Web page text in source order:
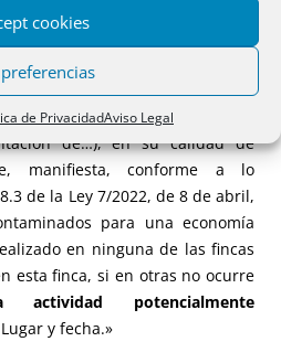
cookies
de PrivacidadAviso Legal
DE EJECUCIÓN
de…), en su calidad de
manifiesta, conforme a lo
de la Ley 7/2022, de 8 de abril,
para una economía
en ninguna de las fincas
esta finca, si en otras no ocurre
actividad potencialmente
y fecha.»